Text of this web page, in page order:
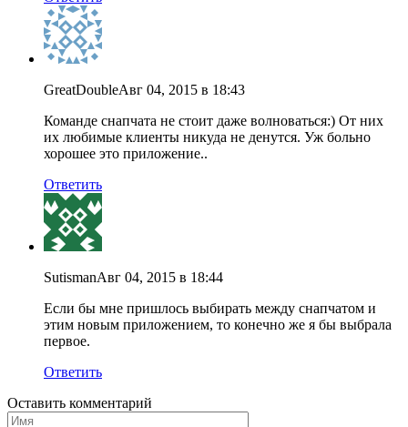
GreatDoubleАвг 04, 2015 в 18:43
Команде снапчата не стоит даже волноваться:) От них
их любимые клиенты никуда не денутся. Уж больно
хорошее это приложение..
Ответить
SutismanАвг 04, 2015 в 18:44
Если бы мне пришлось выбирать между снапчатом и
этим новым приложением, то конечно же я бы выбрала
первое.
Ответить
Оставить комментарий